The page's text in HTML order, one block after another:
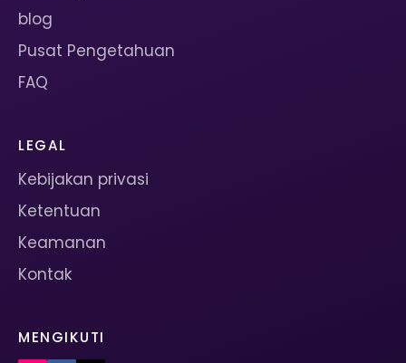
blog
Pusat Pengetahuan
FAQ
LEGAL
Kebijakan privasi
Ketentuan
Keamanan
Kontak
MENGIKUTI